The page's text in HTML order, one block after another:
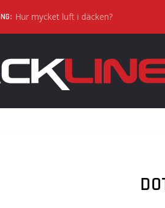
Hur mycket luft i däcken?